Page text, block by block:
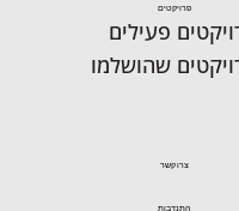
פרויקטים
פעילים
שהושלמו
התנדבות
צרו קשר